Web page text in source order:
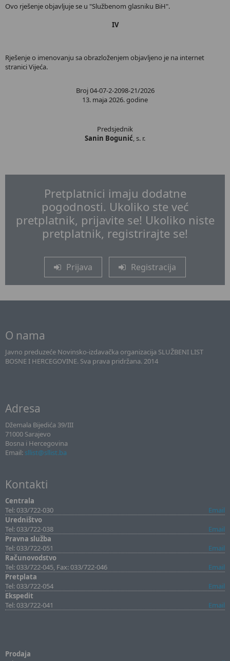
Ovo rješenje objavljuje se u "Službenom glasniku BiH".
IV
Rješenje o imenovanju sa obrazloženjem objavljeno je na internet
stranici Vijeća.
Broj 04-07-2-2098-21/2026
13. maja 2026. godine
Predsjednik
Sanin Bogunić, s. r.
Pretplatnici imaju dodatne
pogodnosti. Ukoliko ste već
pretplatnik, prijavite se! Ukoliko niste
pretplatnik, registrirajte se!
Prijava Registracija
O nama
Javno preduzeće Novinsko-izdavačka organizacija SLUŽBENI LIST
BOSNE I HERCEGOVINE. Sva prava pridržana. 2014
Adresa
Džemala Bijedića 39/III
71000 Sarajevo
Bosna i Hercegovina
Email: sllist@sllist.ba
Kontakti
Centrala
Tel: 033/722-030
Email
Uredništvo
Tel: 033/722-038
Email
Pravna služba
Tel: 033/722-051
Email
Računovodstvo
Tel: 033/722-045, Fax: 033/722-046
Email
Pretplata
Tel: 033/722-054
Email
Ekspedit
Tel: 033/722-041
Email
Prodaja